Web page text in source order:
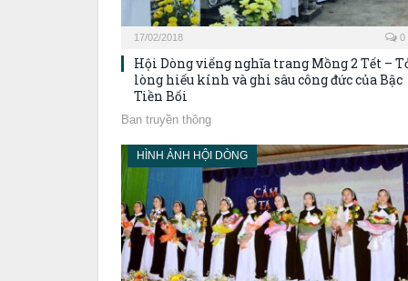
17/02/2018 0
Hội Dòng viếng nghĩa trang Mồng 2 Tết –
lòng hiếu kính và ghi sâu công đức của Bậc
Tiền Bối
Ban truyền thông
HÌNH ẢNH HỘI DÒNG